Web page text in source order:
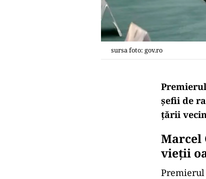
sursa foto: gov.ro
şefii de
ţării
Marcel
vieții
Premierul